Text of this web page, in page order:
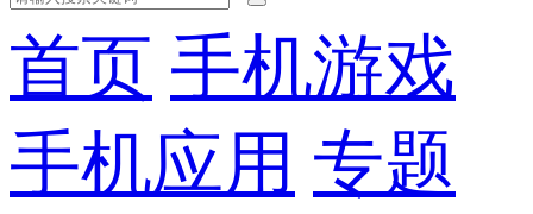
首页 手机游戏
手机应用 专题